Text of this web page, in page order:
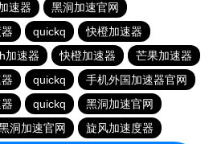
速器
黑洞加速官网
quickq
快橙加速器
加速器 快橙加速器
芒果加速器
quickq
手机外国加速器官网
quickq
黑洞加速官网
洞加速官网 旋风加速度器